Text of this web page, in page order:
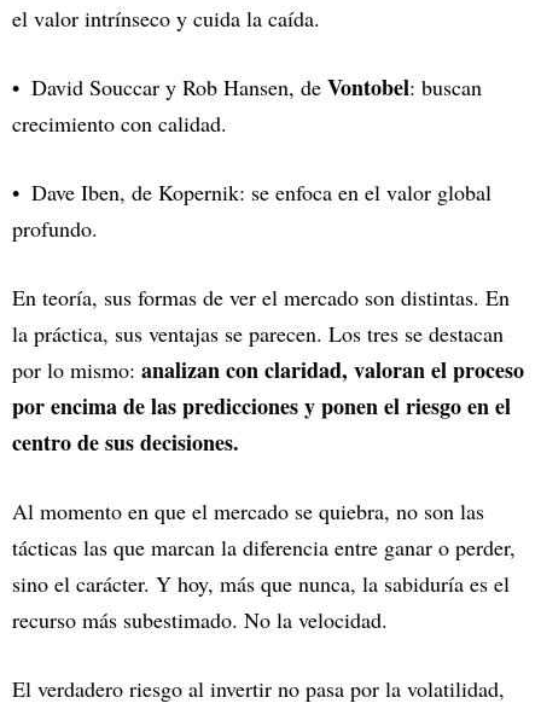
el valor intrínseco y cuida la caída.
David Souccar y Rob Hansen, de Vontobel: buscan
crecimiento con calidad.
Dave Iben, de Kopernik: se enfoca en el valor global
profundo.
En teoría, sus formas de ver el mercado son distintas. En
la práctica, sus ventajas se parecen. Los tres se destacan
por lo mismo: analizan con claridad, valoran el proceso
por encima de las predicciones y ponen el riesgo en el
centro de sus decisiones.
Al momento en que el mercado se quiebra, no son las
tácticas las que marcan la diferencia entre ganar o perder,
sino el carácter. Y hoy, más que nunca, la sabiduría es el
recurso más subestimado. No la velocidad.
El verdadero riesgo al invertir no pasa por la volatilidad,